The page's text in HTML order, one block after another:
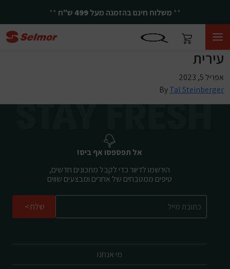
** משלוח חינם בהזמנה מעל499ש"ח **
עירית
אפריל 5, 2023
ByTal Steinberger
מי אנחנו
אל תפספסו אף ביס!
הירשמו לדיוור כדי לקבל מתכונים חדשים,
טיפים ממטבחים של אחרים ומבצעים שווים
שלח